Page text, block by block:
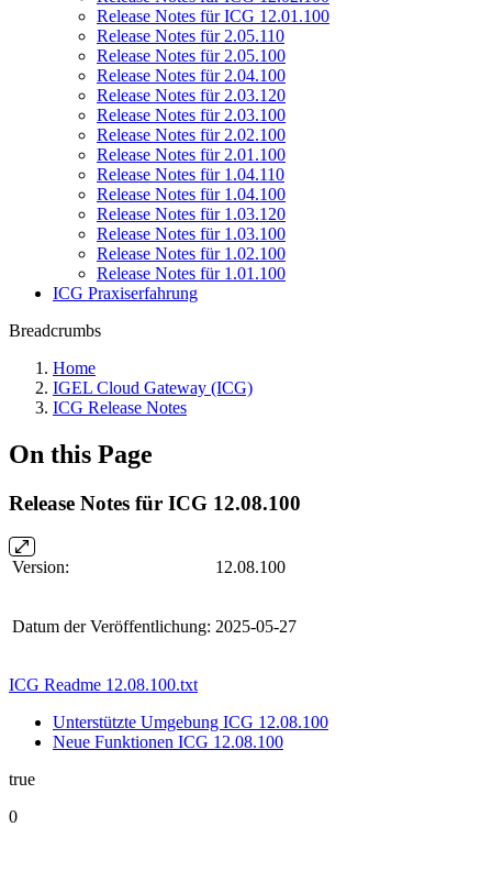
Release Notes für ICG 12.01.100
Release Notes für 2.05.110
Release Notes für 2.05.100
Release Notes für 2.04.100
Release Notes für 2.03.120
Release Notes für 2.03.100
Release Notes für 2.02.100
Release Notes für 2.01.100
Release Notes für 1.04.110
Release Notes für 1.04.100
Release Notes für 1.03.120
Release Notes für 1.03.100
Release Notes für 1.02.100
Release Notes für 1.01.100
ICG Praxiserfahrung
Breadcrumbs
Home
IGEL Cloud Gateway (ICG)
ICG Release Notes
On this Page
Release Notes für ICG 12.08.100
Version: 12.08.100
Datum der Veröffentlichung: 2025-05-27
ICG Readme 12.08.100.txt
Unterstützte Umgebung ICG 12.08.100
Neue Funktionen ICG 12.08.100
true
0